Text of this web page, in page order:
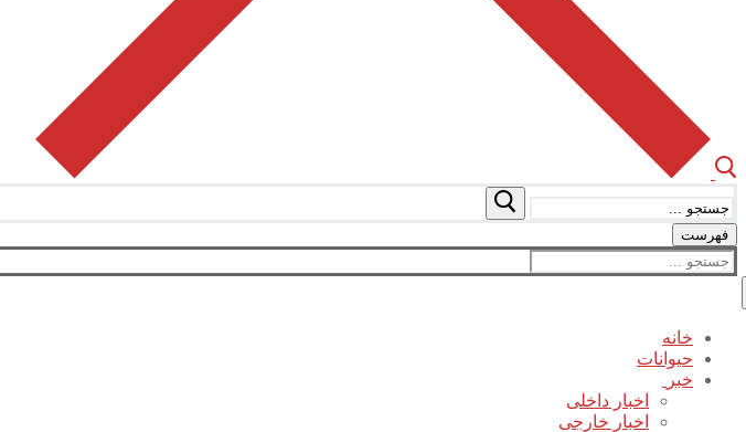
برای:
فهرست
جستجو
برای:
خانه
حیوانات
خبر
اخبار داخلی
اخبار خارجی